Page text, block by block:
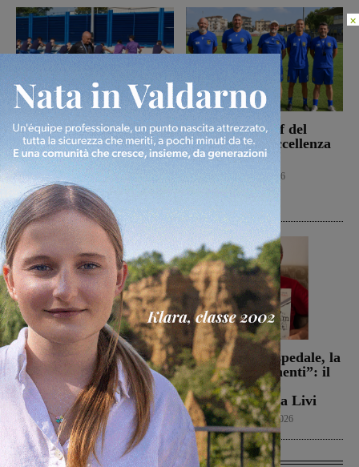
La Sangiovannese tiene
testa al San Donato
Tavarnelle, che però
passa 0-1
San Giovanni Valdarno
9 Agosto 2026
Ufficiale lo staff del
Figline per l’Eccellenza
2026-2027
Calcio 9 Agosto 2026
Campionato di serie D,
domani i calendari
Calcio 9 Agosto 2026
Dal treno all’ospedale, la
vita in “Frammenti”: il
primo libro del
valdarnese Luca Livi
Cultura 9 Agosto 2026
Ultime Calcio
×